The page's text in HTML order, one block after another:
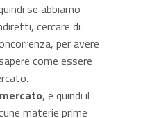
se abbiamo
cercare di
per avere
come essere
, e quindi il
materie prime